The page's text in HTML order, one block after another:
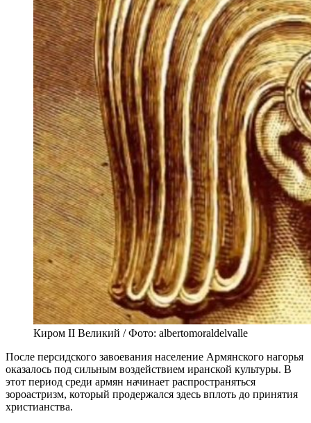
Киром II Великий / Фото: albertomoraldelvalle
После персидского завоевания население Армянского нагорья
оказалось под сильным воздействием иранской культуры. В
этот период среди армян начинает распространяться
зороастризм, который продержался здесь вплоть до принятия
христианства.